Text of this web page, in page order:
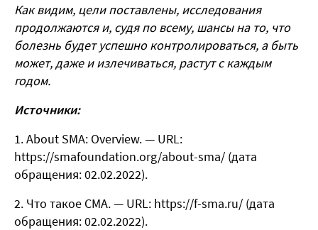
Как видим, цели поставлены, исследования
продолжаются и, судя по всему, шансы на то, что
болезнь будет успешно контролироваться, а быть
может, даже и излечиваться, растут с каждым
годом.
Источники:
About SMA: Overview. — URL:
https://smafoundation.org/about-sma/ (дата
обращения: 02.02.2022).
Что такое СМА. — URL: https://f-sma.ru/ (дата
обращения: 02.02.2022).